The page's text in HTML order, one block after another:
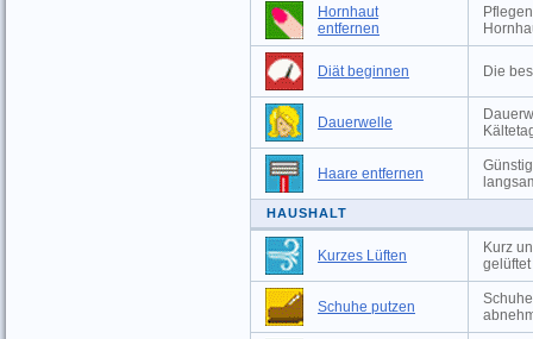
Hornhaut
entfernen
Diät beginnen Die
Dauerwelle
Haare entfernen
HAUSHALT
Kurzes Lüften
Kurz
Schuhe putzen